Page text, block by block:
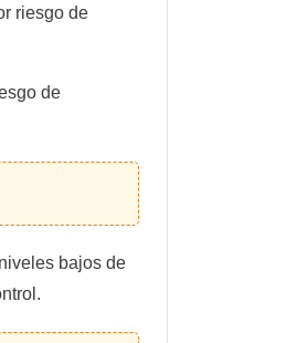
riesgo de
de
bajos de